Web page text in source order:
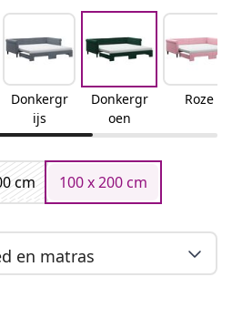
Donkergr
ijs
Donkergr
oen
Roze
cm
100 x 200 cm
en matras